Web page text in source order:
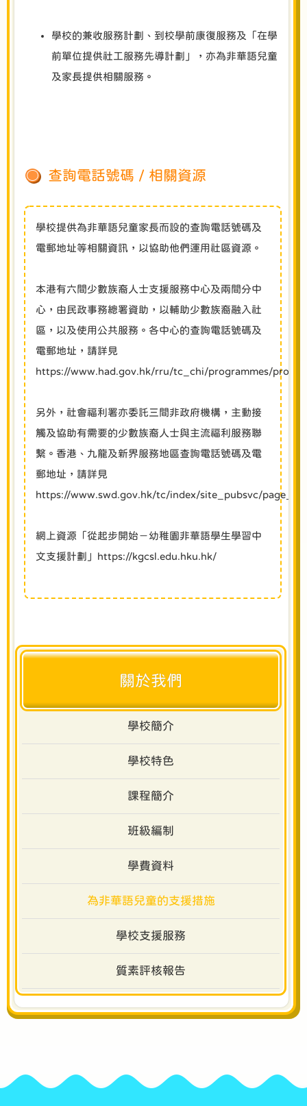
學校的兼收服務計劃、到校學前康復服務及「在學
前單位提供社工服務先導計劃」，亦為非華語兒童
及家長提供相關服務。
查詢電話號碼 / 相關資源
學校提供為非華語兒童家長而設的查詢電話號碼及
電郵地址等相關資訊，以協助他們運用社區資源。
本港有六間少數族裔人士支援服務中心及兩間分中
心，由民政事務總署資助，以輔助少數族裔融入社
區，以及使用公共服務。各中心的查詢電話號碼及
電郵地址，請詳見
https://www.had.gov.hk/rru/tc_chi/programmes/
另外，社會福利署亦委託三間非政府機構，主動接
觸及協助有需要的少數族裔人士與主流福利服務聯
繫。香港、九龍及新界服務地區查詢電話號碼及電
郵地址，請詳見
https://www.swd.gov.hk/tc/index/site_pubsvc/
網上資源「從起步開始－幼稚園非華語學生學習中
文支援計劃」 https://kgcsl.edu.hku.hk/
關於我們
學校簡介
學校特色
課程簡介
班級編制
學費資料
為非華語兒童的支援措施
學校支援服務
質素評核報告